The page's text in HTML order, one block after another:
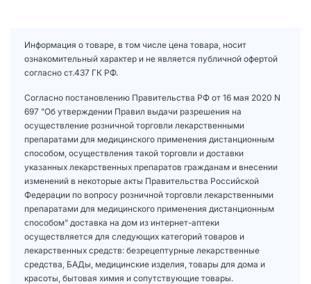
Информация о товаре, в том числе цена товара, носит
ознакомительный характер и не является публичной офертой
согласно ст.437 ГК РФ.
Согласно постановлению Правительства РФ от 16 мая 2020 N
697 "Об утверждении Правил выдачи разрешения на
осуществление розничной торговли лекарственными
препаратами для медицинского применения дистанционным
способом, осуществления такой торговли и доставки
указанных лекарственных препаратов гражданам и внесении
изменений в некоторые акты Правительства Российской
Федерации по вопросу розничной торговли лекарственными
препаратами для медицинского применения дистанционным
способом" доставка на дом из интернет-аптеки
осуществляется для следующих категорий товаров и
лекарственных средств: безрецептурные лекарственные
средства, БАДы, медицинские изделия, товары для дома и
красоты, бытовая химия и сопутствующие товары.